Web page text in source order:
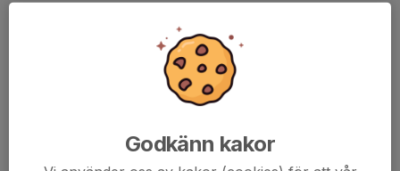
Fram till cupen kör vi gemensam H2/H3-träning
måndagar och onsdagar.
Godkänn kakor